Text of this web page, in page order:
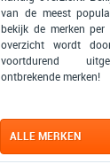
van de meest
bekijk de merken per
overzicht wordt
voortdurend
ontbrekende merken!
ALLE MERKEN